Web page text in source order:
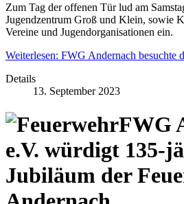
Zum Tag der offenen Tür lud am
Jugendzentrum Groß und Klein, sowie
Vereine und Jugendorganisationen ein.
Weiterlesen: FWG Andernach besuchte
Details
13. September 2023
FWG
e.V. würdigt 135-
Jubiläum der